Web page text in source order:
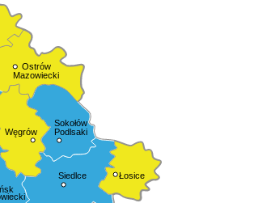
Siedlce
Sokołów
Podlsaki
Ostrów
Mazowiecki
Węgrów
Łosice